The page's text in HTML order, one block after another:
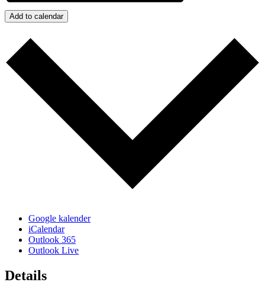
Add to calendar
Google kalender
iCalendar
Outlook 365
Outlook Live
Details